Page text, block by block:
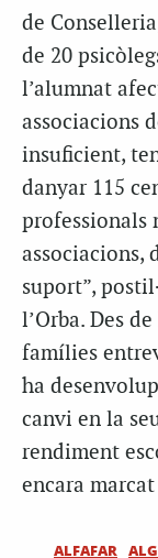
de
de 20
l’alumnat
associacions
insuficient,
danyar 115
professionals
associacions,
suport”,
l’Orba. Des
famílies
ha
canvi en la
rendiment
encara
ALFAFAR